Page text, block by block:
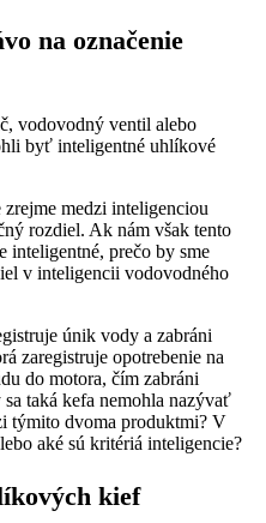
na označenie
vodovodný ventil alebo
byť inteligentné uhlíkové
medzi inteligenciou
rozdiel. Ak nám však tento
inteligentné, prečo by sme
v inteligencii vodovodného
únik vody a zabráni
zaregistruje opotrebenie na
do motora, čím zabráni
taká kefa nemohla nazývať
týmito dvoma produktmi? V
aké sú kritériá inteligencie?
kief